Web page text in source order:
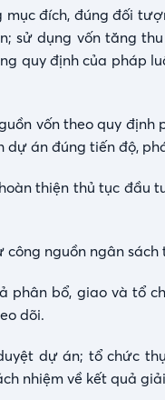
đích, đúng đối
sử dụng vốn tăng
quy định của pháp
vốn theo quy
án đúng tiến độ,
thiện thủ tục đầu
nguồn ngân
bổ, giao và tổ
dõi.
dự án; tổ chức
nhiệm về kết quả